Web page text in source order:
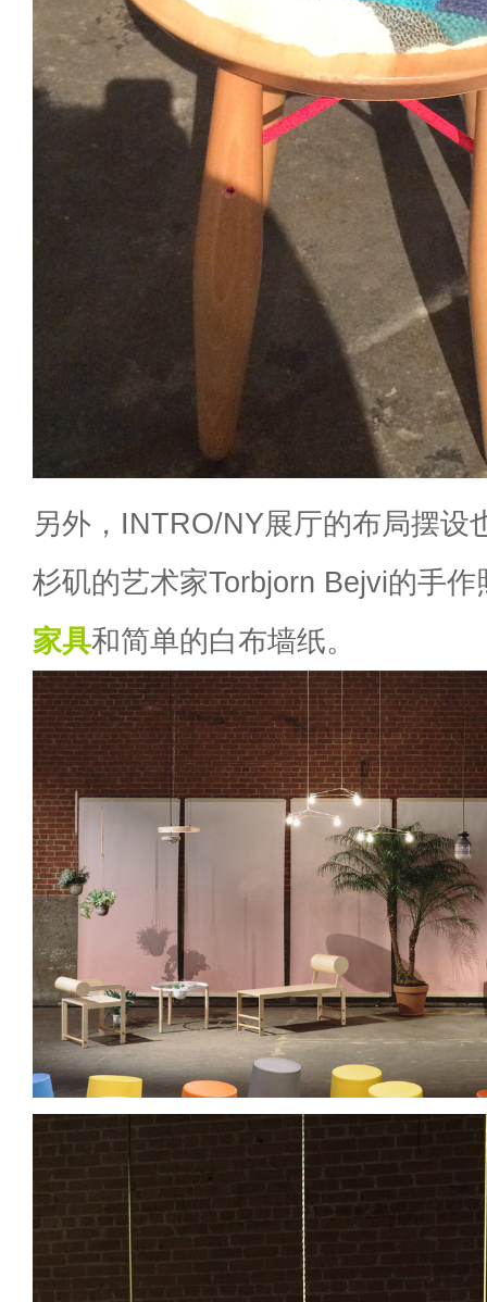
另外，INTRO/NY展厅的布局摆设
杉矶的艺术家Torbjorn Bejvi的手
家具和简单的白布墙纸。